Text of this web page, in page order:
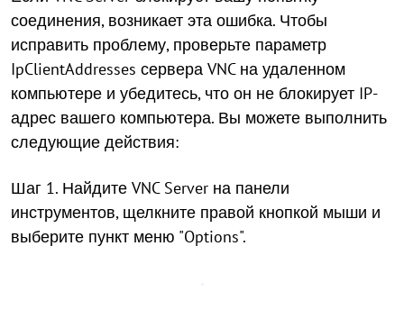
соединения, возникает эта ошибка. Чтобы
исправить проблему, проверьте параметр
IpClientAddresses сервера VNC на удаленном
компьютере и убедитесь, что он не блокирует IP-
адрес вашего компьютера. Вы можете выполнить
следующие действия:
Шаг 1. Найдите VNC Server на панели
инструментов, щелкните правой кнопкой мыши и
выберите пункт меню "Options".